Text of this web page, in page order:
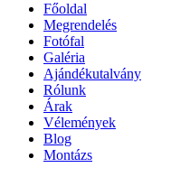
Főoldal
Megrendelés
Fotófal
Galéria
Ajándékutalvány
Rólunk
Árak
Vélemények
Blog
Montázs